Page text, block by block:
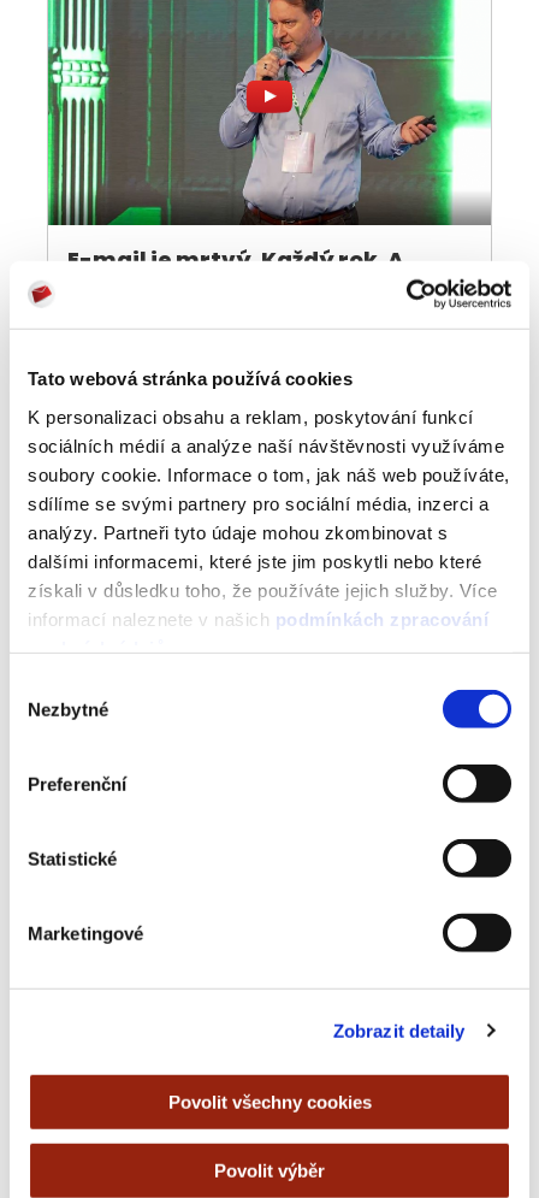
Tato webová stránka používá cookies
K personalizaci obsahu a reklam, poskytování funkcí
sociálních médií a analýze naší návštěvnosti využíváme
soubory cookie. Informace o tom, jak náš web používáte,
sdílíme se svými partnery pro sociální média, inzerci a
analýzy. Partneři tyto údaje mohou zkombinovat s
dalšími informacemi, které jste jim poskytli nebo které
získali v důsledku toho, že používáte jejich služby. Více
informací naleznete v našich podmínkách zpracování
souhlasu
Nezbytné
Preferenční
Statistické
Marketingové
Zobrazit detaily
Povolit všechny cookies
Povolit výběr
E-mail je mrtvý. Každý rok. A
bydlíte
Deliverability 101 – 1. část